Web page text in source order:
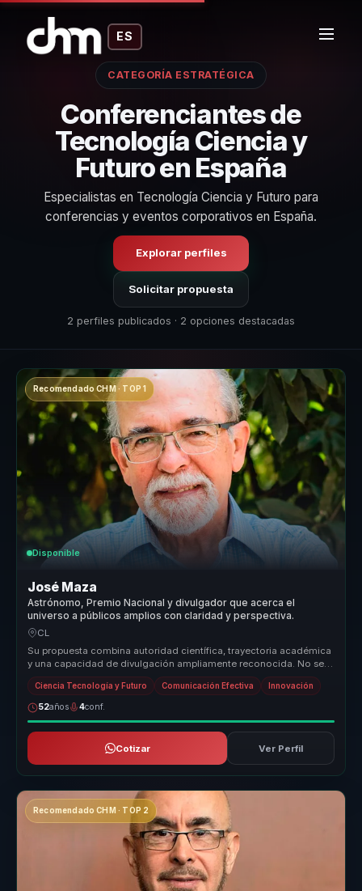
ES
CATEGORÍA ESTRATÉGICA
Conferenciantes de
Tecnología Ciencia y
Futuro en España
Especialistas en Tecnología Ciencia y Futuro para
conferencias y eventos corporativos en España.
Explorar perfiles
Solicitar propuesta
2 perfiles publicados · 2 opciones destacadas
Recomendado CHM · TOP 1
Disponible
José Maza
Astrónomo, Premio Nacional y divulgador que acerca el
universo a públicos amplios con claridad y perspectiva.
CL
Su propuesta combina autoridad científica, trayectoria académica
y una capacidad de divulgación ampliamente reconocida. No se
presenta co...
Ciencia Tecnología y Futuro Comunicación Efectiva Innovación
52años 4conf.
Cotizar Ver Perfil
Recomendado CHM · TOP 2